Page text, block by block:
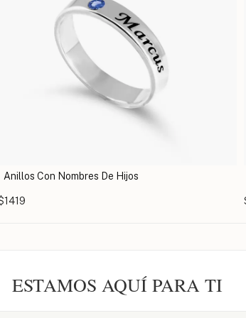
Anillo con inicial cursiva y piedra de nacimiento
$1730
ESTAMOS AQUÍ PARA TI